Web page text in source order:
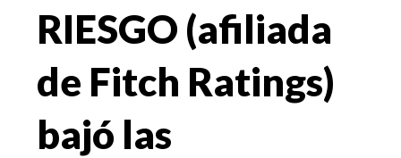
RIESGO (afiliada
de Fitch Ratings)
bajó las